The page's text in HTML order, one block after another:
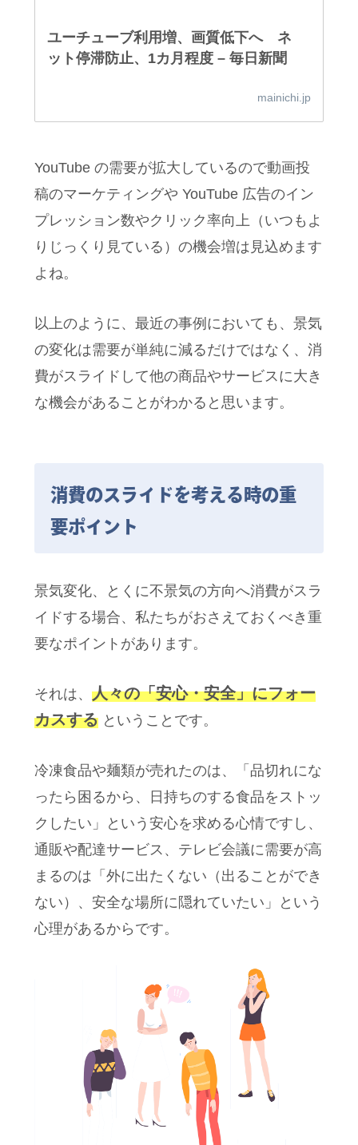
ユーチューブ利用増、画質低下へ ネ
ット停滞防止、1カ月程度 – 毎日新聞
mainichi.jp
YouTube の需要が拡大しているので動画投
稿のマーケティングや YouTube 広告のイン
プレッション数やクリック率向上（いつもよ
りじっくり見ている）の機会増は見込めます
よね。
以上のように、最近の事例においても、景気
の変化は需要が単純に減るだけではなく、消
費がスライドして他の商品やサービスに大き
な機会があることがわかると思います。
消費のスライドを考える時の重
要ポイント
景気変化、とくに不景気の方向へ消費がスラ
イドする場合、私たちがおさえておくべき重
要なポイントがあります。
それは、 人々の「安心・安全」にフォー
カスするということです。
冷凍食品や麺類が売れたのは、「品切れにな
ったら困るから、日持ちのする食品をストッ
クしたい」という安心を求める心情ですし、
通販や配達サービス、テレビ会議に需要が高
まるのは「外に出たくない（出ることができ
ない）、安全な場所に隠れていたい」という
心理があるからです。